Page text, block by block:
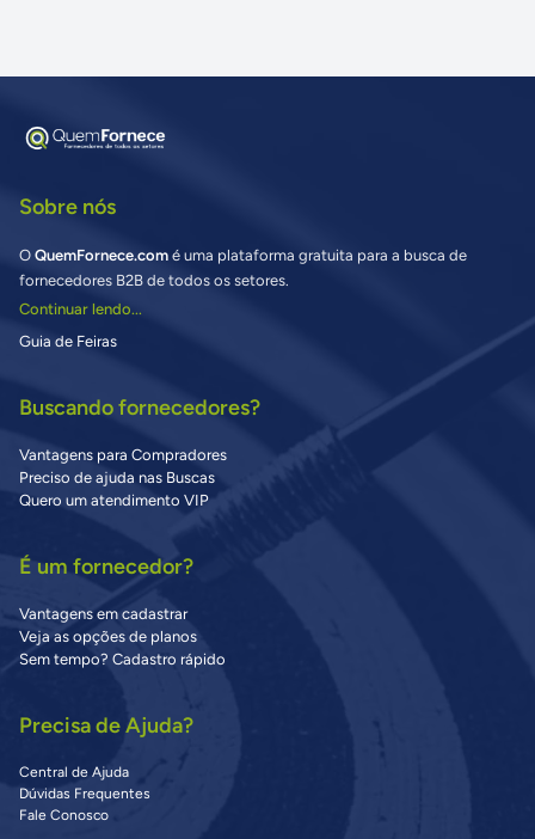
Sobre nós
O QuemFornece.com é uma plataforma gratuita para a busca de
fornecedores B2B de todos os setores.
Continuar lendo...
Guia de Feiras
Buscando fornecedores?
Vantagens para Compradores
Preciso de ajuda nas Buscas
Quero um atendimento VIP
É um fornecedor?
Vantagens em cadastrar
Veja as opções de planos
Sem tempo? Cadastro rápido
Precisa de Ajuda?
Central de Ajuda
Dúvidas Frequentes
Fale Conosco